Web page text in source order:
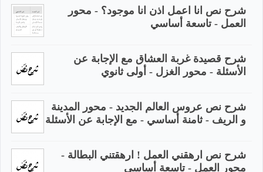
شرح نص انا اعمل اذن انا موجود؟ - محور
العمل - تاسعة أساسي
شرح قصيدة غربة العشاق مع الإجابة عن
الأسئلة - محور الغزل - أولى ثانوي
شرح نص عروس العالم الجديد - محور المدينة
و الريف - ثامنة أساسي - مع الإجابة عن الأسئلة
شرح نص ارهقني العمل ! ارهقتني البطالة -
محور العمل - تاسعة أساسي